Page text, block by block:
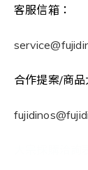
客服信箱：
合作提案/商品